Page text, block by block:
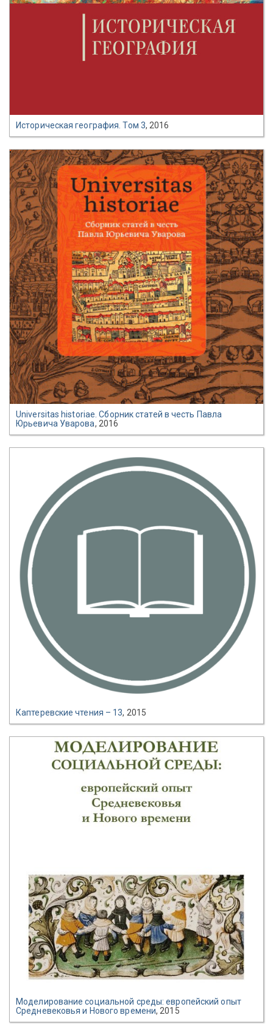
Историческая география. Том 3, 2016
Universitas historiae. Сборник статей в честь Павла
Юрьевича Уварова, 2016
Каптеревские чтения – 13, 2015
Моделирование социальной среды: европейский опыт
Средневековья и Нового времени, 2015